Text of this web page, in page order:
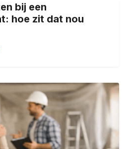
bij een
hoe zit dat nou